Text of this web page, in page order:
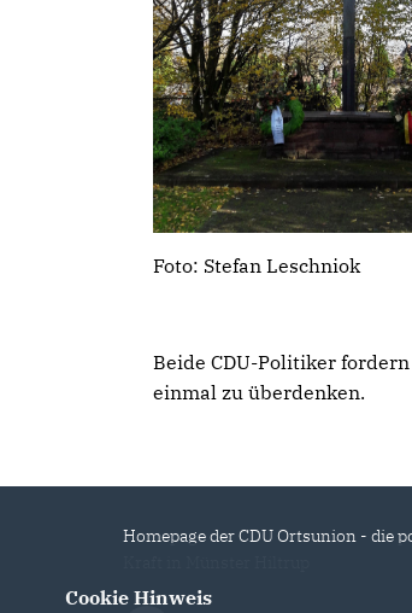
Foto: Stefan Leschniok
Beide CDU-Politiker
einmal zu überdenken.
Homepage der CDU Ortsunion - die
Cookie Hinweis